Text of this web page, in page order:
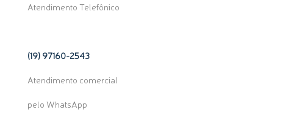
Atendimento Telefônico
(19) 97160-2543
Atendimento comercial
pelo WhatsApp